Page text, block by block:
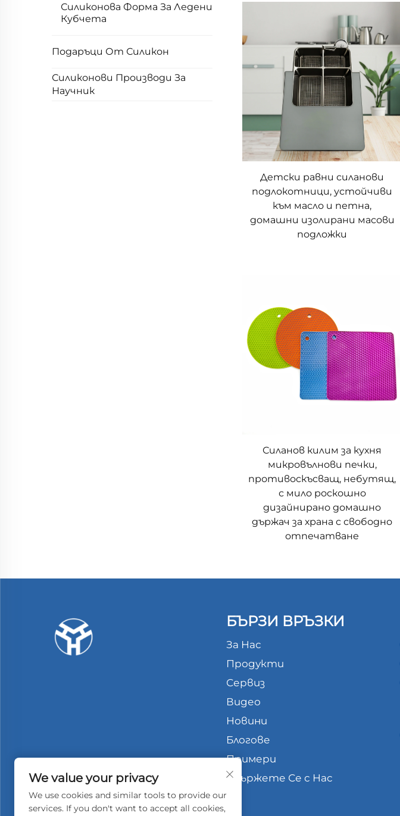
Силиконова Форма За Ледени
Кубчета
Подаръци От Силикон
Силиконови Производи За
Научник
Детски равни силанови
подлокотници, устойчиви
към масло и петна,
домашни изолирани масови
подложки
Силанов килим за кухня
микровълнови печки,
противоскъсващ, небутящ,
с мило роскошно
дизайнирано домашно
държач за храна с свободно
отпечатване
БЪРЗИ ВРЪЗКИ
За Нас
Продукти
Сервиз
Видео
Новини
Блогове
Примери
Свържете Се с Нас
We value your privacy
We use cookies and similar tools to provide our
services. If you don't want to accept all cookies,